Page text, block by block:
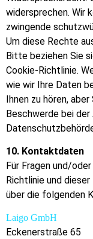
widersprechen. Wir
zwingende
Um diese Rechte
Bitte beziehen Sie
Cookie-Richtlinie.
wie wir Ihre Daten
Ihnen zu hören,
Beschwerde bei
10. Kontaktdaten
Für Fragen und/
Richtlinie und
über die folgenden
Laigo GmbH
Eckenerstraße 65